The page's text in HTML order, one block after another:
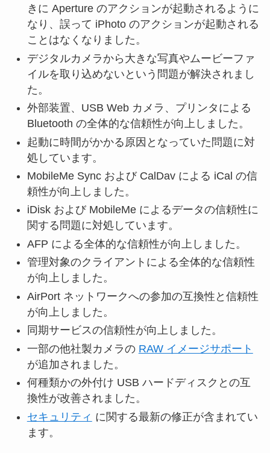
きに Aperture のアクションが起動されるように
なり、誤って iPhoto のアクションが起動される
ことはなくなりました。
デジタルカメラから大きな写真やムービーファ
イルを取り込めないという問題が解決されまし
た。
外部装置、USB Web カメラ、プリンタによる
Bluetooth の全体的な信頼性が向上しました。
起動に時間がかかる原因となっていた問題に対
処しています。
MobileMe Sync および CalDav による iCal の信
頼性が向上しました。
iDisk および MobileMe によるデータの信頼性に
関する問題に対処しています。
AFP による全体的な信頼性が向上しました。
管理対象のクライアントによる全体的な信頼性
が向上しました。
AirPort ネットワークへの参加の互換性と信頼性
が向上しました。
同期サービスの信頼性が向上しました。
一部の他社製カメラの RAW イメージサポート
が追加されました。
何種類かの外付け USB ハードディスクとの互
換性が改善されました。
セキュリティ に関する最新の修正が含まれてい
ます。